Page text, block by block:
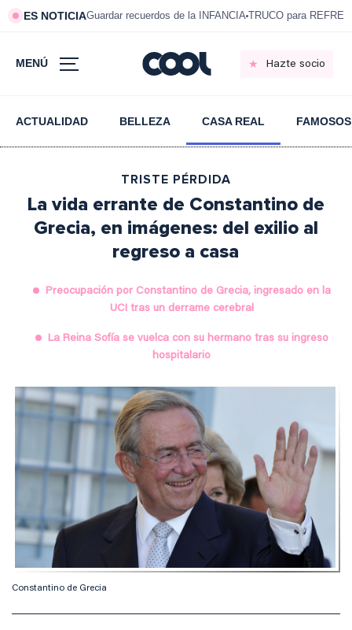
ES NOTICIAGuardar recuerdos de la INFANCIA TRUCO para
MENÚ Hazte socio
ACTUALIDAD BELLEZA CASA REAL FAMOSOS
TRISTE PÉRDIDA
La vida errante de Constantino de
Grecia, en imágenes: del exilio al
regreso a casa
Preocupación por Constantino de Grecia, ingresado en la
UCI tras un derrame cerebral
La Reina Sofía se vuelca con su hermano tras su ingreso
hospitalario
Constantino de Grecia